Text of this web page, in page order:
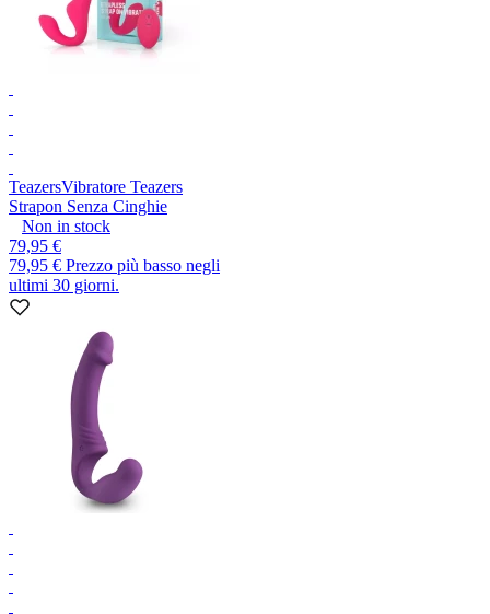
TeazersVibratore Teazers
Strapon Senza Cinghie
Non in stock
79,95 €
79,95 € Prezzo più basso negli
ultimi 30 giorni.